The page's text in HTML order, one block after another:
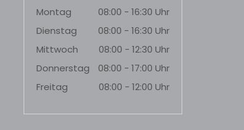
Montag
08:00 - 16:30 Uhr
Dienstag
08:00 - 16:30 Uhr
Mittwoch
08:00 - 12:30 Uhr
Donnerstag
08:00 - 17:00 Uhr
Freitag
08:00 - 12:00 Uhr